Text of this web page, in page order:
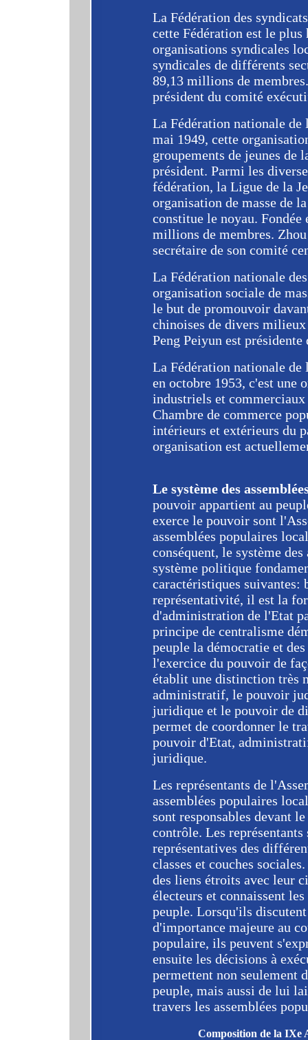
La Fédération des
cette Fédération est le
organisations syndicales
syndicales de différents
89,13 millions de
président du comité
La Fédération nationale de
mai 1949, cette
groupements de jeunes de
président. Parmi les
fédération, la Ligue de la
organisation de masse de
constitue le noyau.
millions de membres.
secrétaire de son comité
La Fédération nationale
organisation sociale de
le but de promouvoir
chinoises de divers milieux
Peng Peiyun est
La Fédération nationale
en octobre 1953, c'est une
industriels et
Chambre de commerce
intérieurs et extérieurs du
organisation est
Le système des
pouvoir appartient au
exerce le pouvoir sont
assemblées populaires
conséquent, le système
système politique
caractéristiques suivantes:
représentativité, il est la
d'administration de l'Etat
principe de centralisme
peuple la démocratie et
l'exercice du pouvoir de
établit une distinction très
administratif, le pouvoir
juridique et le pouvoir de
permet de coordonner le
pouvoir d'Etat,
juridique.
Les représentants de
assemblées populaires
sont responsables devant
contrôle. Les
représentatives des
classes et couches
des liens étroits avec leur
électeurs et connaissent
peuple. Lorsqu'ils
d'importance majeure au
populaire, ils peuvent
ensuite les décisions à
permettent non seulement
peuple, mais aussi de lui
travers les assemblées
Composition de la IXe